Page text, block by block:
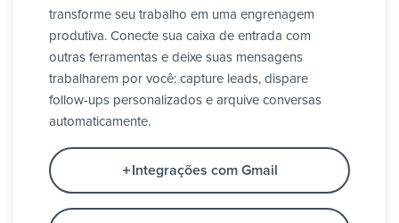
transforme seu trabalho em uma engrenagem
produtiva. Conecte sua caixa de entrada com
outras ferramentas e deixe suas mensagens
trabalharem por você: capture leads, dispare
follow-ups personalizados e arquive conversas
automaticamente.
Integrações com Gmail